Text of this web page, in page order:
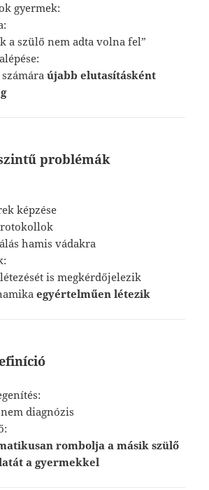
gyermek:
a szülő nem adta volna fel”
számáraújabb elutasításként
problémák
képzése
hamis vádakra
is megkérdőjelezik
egyértelműen létezik
diagnózis
rombolja a másik szülő
a gyermekkel